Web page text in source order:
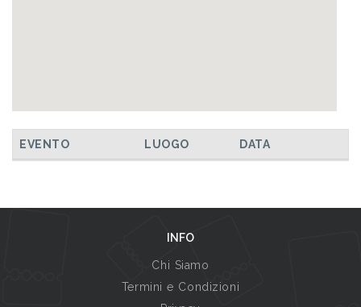
EVENTO LUOGO DATA
INFO
Chi Siamo
Termini e Condizioni